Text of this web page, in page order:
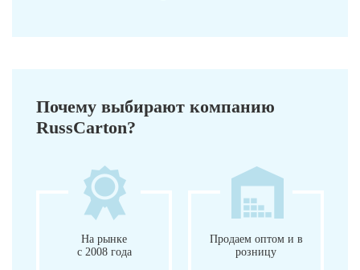
Почему выбирают компанию
RussCarton?
На рынке
с 2008 года
Продаем оптом и в
розницу